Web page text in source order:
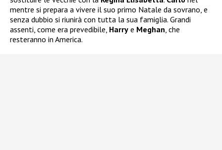
mentre si prepara a vivere il suo primo Natale da sovrano, e
senza dubbio si riunirà con tutta la sua famiglia. Grandi
assenti, come era prevedibile, Harry e Meghan , che
resteranno in America.